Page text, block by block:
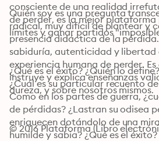
consciente de una realidad
de perder, es la mejor
límites y ganar partidos
Quién soy es una pregunta
radical, muy difícil de plantear y
presencia didáctica de la
sabiduría, autenticidad y libertad
experiencia humana de perder.
instruye y explica enseñanzas
dureza, y sobre nosotros mismos.
¿Qué es el éxito? ¿Quién lo
¿Cuál es su particular recuento
Como en los partes de guerra,
de pérdidas? ¿Lastran su odisea
enriquecen dotándolo de una
humilde y sabia? ¿Qué es el
© 2016 Plataforma (Libro